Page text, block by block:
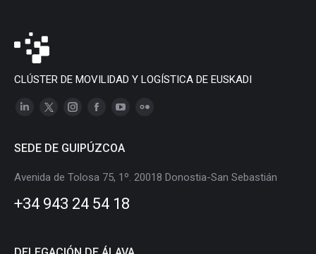
CLÚSTER DE MOVILIDAD Y LOGÍSTICA DE EUSKADI
Linkedin
opens
window
X
opens
window
Instagram
opens
in
window
opens
in
window
opens
in
window
in
SEDE DE GUIPÚZCOA
Avenida de Tolosa 75, 1º. 20018 Donostia-San Sebastián
+34 943 24 54 18